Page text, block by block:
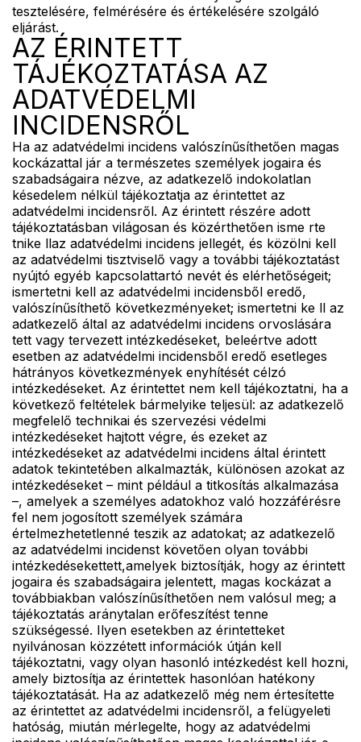
tesztelésére, felmérésére és értékelésére szolgáló
eljárást.
AZ ÉRINTETT
TÁJÉKOZTATÁSA AZ
ADATVÉDELMI
INCIDENSRŐL
Ha az adatvédelmi incidens valószínűsíthetően magas
kockázattal jár a természetes személyek jogaira és
szabadságaira nézve, az adatkezelő indokolatlan
késedelem nélkül tájékoztatja az érintettet az
adatvédelmi incidensről. Az érintett részére adott
tájékoztatásban világosan és közérthetően isme rte
tnike llaz adatvédelmi incidens jellegét, és közölni kell
az adatvédelmi tisztviselő vagy a további tájékoztatást
nyújtó egyéb kapcsolattartó nevét és elérhetőségeit;
ismertetni kell az adatvédelmi incidensből eredő,
valószínűsíthető következményeket; ismertetni ke ll az
adatkezelő által az adatvédelmi incidens orvoslására
tett vagy tervezett intézkedéseket, beleértve adott
esetben az adatvédelmi incidensből eredő esetleges
hátrányos következmények enyhítését célzó
intézkedéseket. Az érintettet nem kell tájékoztatni, ha a
következő feltételek bármelyike teljesül: az adatkezelő
megfelelő technikai és szervezési védelmi
intézkedéseket hajtott végre, és ezeket az
intézkedéseket az adatvédelmi incidens által érintett
adatok tekintetében alkalmazták, különösen azokat az
intézkedéseket – mint például a titkosítás alkalmazása
–, amelyek a személyes adatokhoz való hozzáférésre
fel nem jogosított személyek számára
értelmezhetetlenné teszik az adatokat; az adatkezelő
az adatvédelmi incidenst követően olyan további
intézkedésekettett,amelyek biztosítják, hogy az érintett
jogaira és szabadságaira jelentett, magas kockázat a
továbbiakban valószínűsíthetően nem valósul meg; a
tájékoztatás aránytalan erőfeszítést tenne
szükségessé. Ilyen esetekben az érintetteket
nyilvánosan közzétett információk útján kell
tájékoztatni, vagy olyan hasonló intézkedést kell hozni,
amely biztosítja az érintettek hasonlóan hatékony
tájékoztatását. Ha az adatkezelő még nem értesítette
az érintettet az adatvédelmi incidensről, a felügyeleti
hatóság, miután mérlegelte, hogy az adatvédelmi